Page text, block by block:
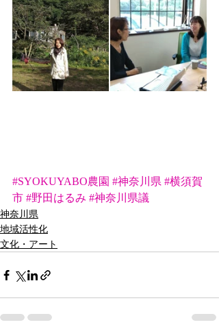
#SYOKUYABO農園 #神奈川県 #横須賀
市 #野田はるみ #神奈川県議
神奈川県
地域活性化
文化・アート